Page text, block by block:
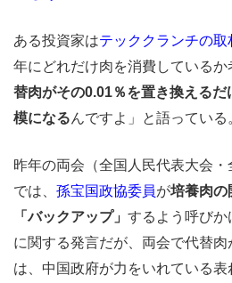
ある投資家はテッククランチの取
年にどれだけ肉を消費しているか
替肉がその0.01％を置き換える
模になるんですよ」と語っている
昨年の両会（全国人民代表大会・
では、 孫宝国政協委員が培養肉の
「バックアップ」 するよう呼びか
に関する発言だが、両会で代替
は、中国政府が力をいれている表